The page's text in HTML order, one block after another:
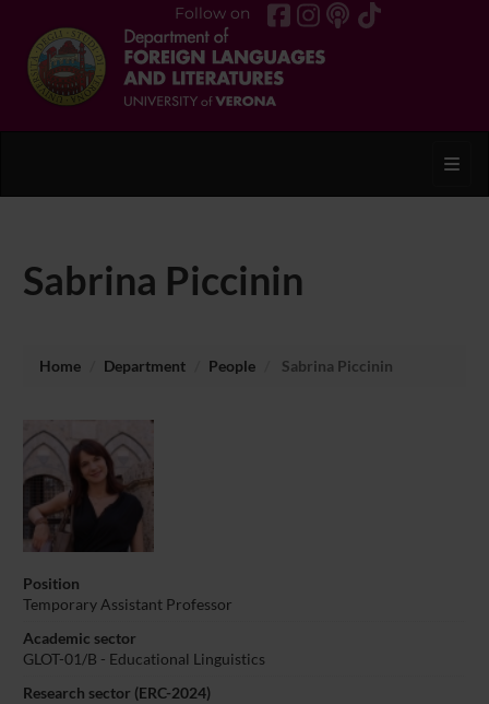
Follow on
Sabrina Piccinin
Home Department People Sabrina Piccinin
Position
Temporary Assistant Professor
Academic sector
GLOT-01/B - Educational Linguistics
Research sector (ERC-2024)